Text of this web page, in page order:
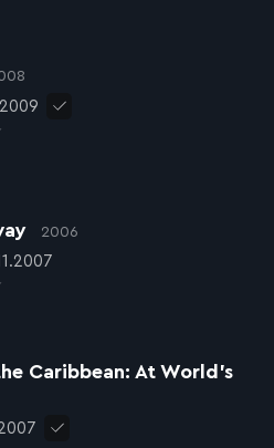
2006
Caribbean: At World’s